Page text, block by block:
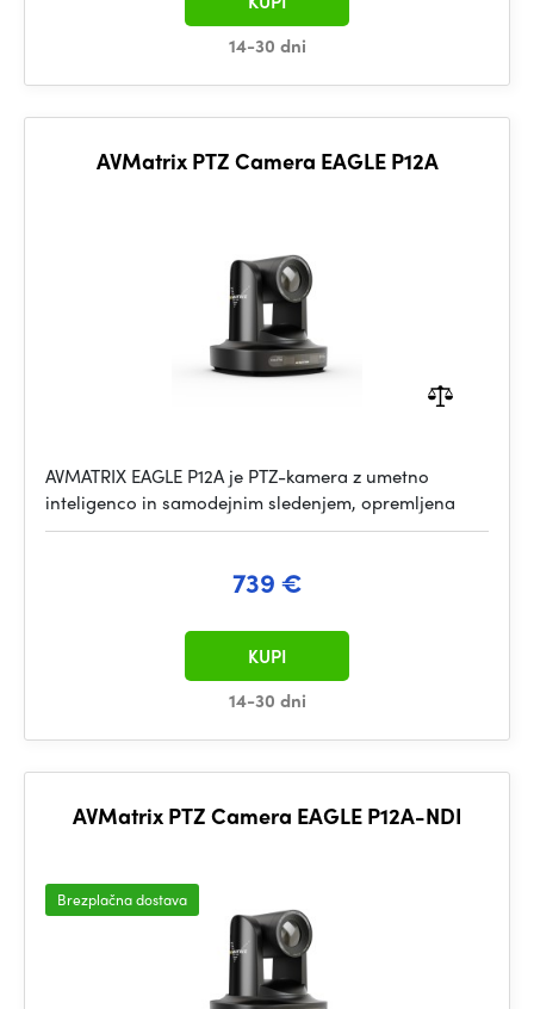
14-30 dni
AVMatrix PTZ Camera EAGLE P12A
AVMATRIX EAGLE P12A je PTZ-kamera z umetno
inteligenco in samodejnim sledenjem, opremljena
739 €
14-30 dni
KUPI
AVMatrix PTZ Camera EAGLE P12A-NDI
Brezplačna dostava